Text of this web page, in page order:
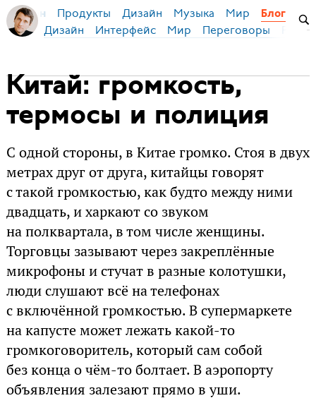
Бирман Продукты Дизайн Музыка Мир Блог
Дизайн Интерфейс Мир Переговоры
Китай: громкость,
термосы и полиция
С одной стороны, в Китае громко. Стоя в двух
метрах друг от друга, китайцы говорят
с такой громкостью, как будто между ними
двадцать, и харкают со звуком
на полквартала, в том числе женщины.
Торговцы зазывают через закреплённые
микрофоны и стучат в разные колотушки,
люди слушают всё на телефонах
с включённой громкостью. В супермаркете
на капусте может лежать какой-то
громкоговоритель, который сам собой
без конца о чём-то болтает. В аэропорту
объявления залезают прямо в уши.